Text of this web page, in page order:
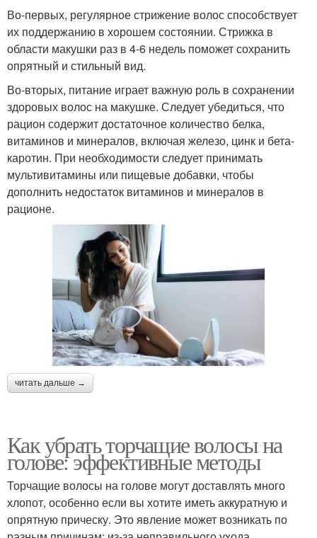
Во-первых, регулярное стрижение волос способствует
их поддержанию в хорошем состоянии. Стрижка в
области макушки раз в 4-6 недель поможет сохранить
опрятный и стильный вид.
Во-вторых, питание играет важную роль в сохранении
здоровых волос на макушке. Следует убедиться, что
рацион содержит достаточное количество белка,
витаминов и минералов, включая железо, цинк и бета-
каротин. При необходимости следует принимать
мультивитамины или пищевые добавки, чтобы
дополнить недостаток витаминов и минералов в
рационе.
читать дальше →
Как убрать торчащие волосы на
голове: эффективные методы
Торчащие волосы на голове могут доставлять много
хлопот, особенно если вы хотите иметь аккуратную и
опрятную прическу. Это явление может возникать по